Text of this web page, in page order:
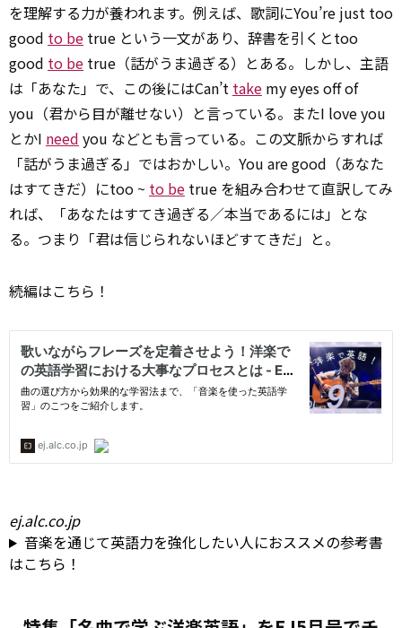
を理解する力が養われます。例えば、歌詞にYou’re just too
good to be true という一文があり、辞書を引くとtoo
good to be true（話がうま過ぎる）とある。しかし、主語
は「あなた」で、この後にはCan’t take my eyes off of
you（君から目が離せない）と言っている。またI love you
とかI need you などとも言っている。この文脈からすれば
「話がうま過ぎる」ではおかしい。You are good（あなた
はすてきだ）にtoo ~ to be true を組み合わせて直訳してみ
れば、「あなたはすてき過ぎる／本当であるには」とな
る。つまり「君は信じられないほどすてきだ」と。
続編はこちら！
ej.alc.co.jp
音楽を通じて英語力を強化したい人におススメの参考書
はこちら！